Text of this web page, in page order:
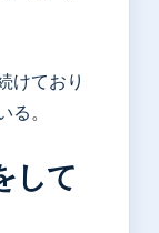
けており
る。
して